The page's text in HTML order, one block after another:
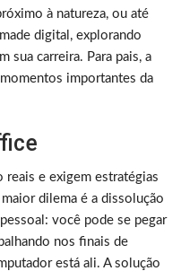
à natureza, ou até
digital, explorando
sua carreira. Para pais, a
importantes da
e exigem estratégias
dilema é a dissolução
você pode se pegar
nos finais de
está ali. A solução